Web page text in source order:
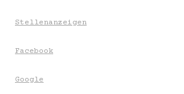
Stellenanzeigen
Facebook
Google